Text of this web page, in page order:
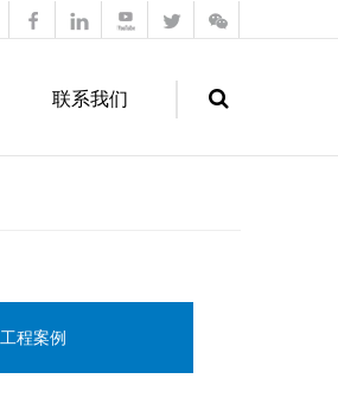
联系我们
工程案例